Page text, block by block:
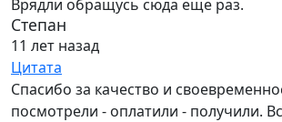
Врядли обращусь сюда еще раз.
Степан
11 лет назад
Цитата
Спасибо за качество и
посмотрели - оплатили - получили.